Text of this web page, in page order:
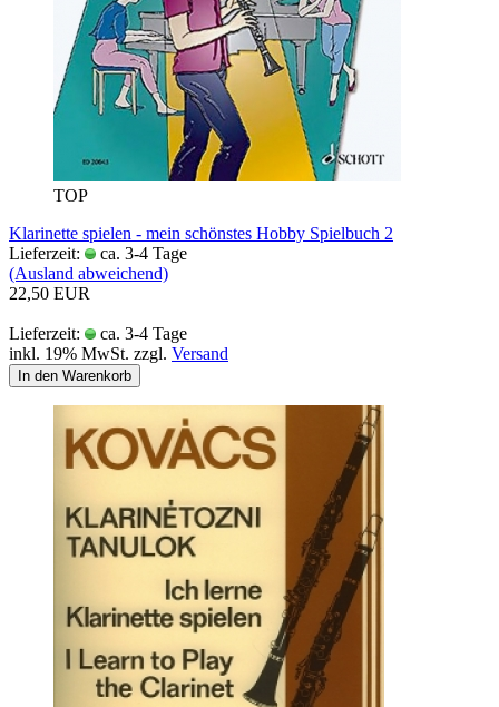
TOP
Klarinette spielen - mein schönstes Hobby Spielbuch 2
Lieferzeit:
ca. 3-4 Tage
(Ausland abweichend)
22,50 EUR
Lieferzeit:
ca. 3-4 Tage
inkl. 19% MwSt. zzgl. Versand
In den Warenkorb